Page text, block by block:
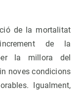
de la mortalitat
de la
la millora del
noves condicions
Igualment,